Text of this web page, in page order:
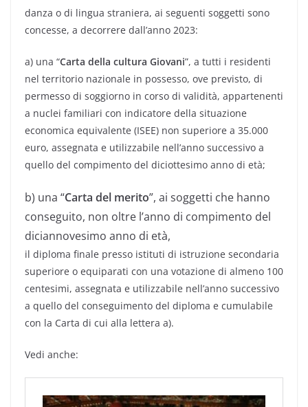
danza o di lingua straniera, ai seguenti soggetti sono
concesse, a decorrere dall’anno 2023:
a) una “Carta della cultura Giovani”, a tutti i residenti
nel territorio nazionale in possesso, ove previsto, di
permesso di soggiorno in corso di validità, appartenenti
a nuclei familiari con indicatore della situazione
economica equivalente (ISEE) non superiore a 35.000
euro, assegnata e utilizzabile nell’anno successivo a
quello del compimento del diciottesimo anno di età;
b) una “Carta del merito”, ai soggetti che hanno
conseguito, non oltre l’anno di compimento del
diciannovesimo anno di età,
il diploma finale presso istituti di istruzione secondaria
superiore o equiparati con una votazione di almeno 100
centesimi, assegnata e utilizzabile nell’anno successivo
a quello del conseguimento del diploma e cumulabile
con la Carta di cui alla lettera a).
Vedi anche: